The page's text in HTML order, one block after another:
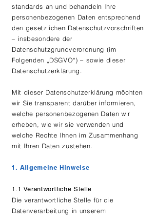
standards an und behandeln Ihre
personenbezogenen Daten entsprechend
den gesetzlichen Datenschutzvorschriften
– insbesondere der
Datenschutzgrundverordnung (im
Folgenden „DSGVO“) – sowie dieser
Datenschutzerklärung.
Mit dieser Datenschutzerklärung möchten
wir Sie transparent darüber informieren,
welche personenbezogenen Daten wir
erheben, wie wir sie verwenden und
welche Rechte Ihnen im Zusammenhang
mit Ihren Daten zustehen.
1. Allgemeine Hinweise
1.1 Verantwortliche Stelle
Die verantwortliche Stelle für die
Datenverarbeitung in unserem